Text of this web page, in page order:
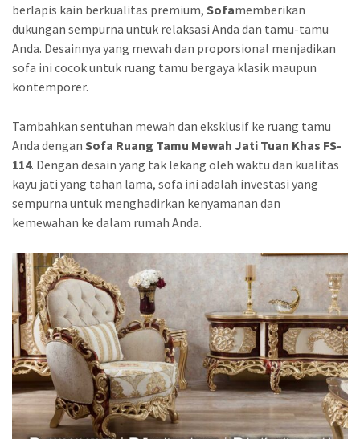
berlapis kain berkualitas premium, Sofamemberikan
dukungan sempurna untuk relaksasi Anda dan tamu-tamu
Anda. Desainnya yang mewah dan proporsional menjadikan
sofa ini cocok untuk ruang tamu bergaya klasik maupun
kontemporer.
Tambahkan sentuhan mewah dan eksklusif ke ruang tamu
Anda dengan Sofa Ruang Tamu Mewah Jati Tuan Khas FS-
114. Dengan desain yang tak lekang oleh waktu dan kualitas
kayu jati yang tahan lama, sofa ini adalah investasi yang
sempurna untuk menghadirkan kenyamanan dan
kemewahan ke dalam rumah Anda.